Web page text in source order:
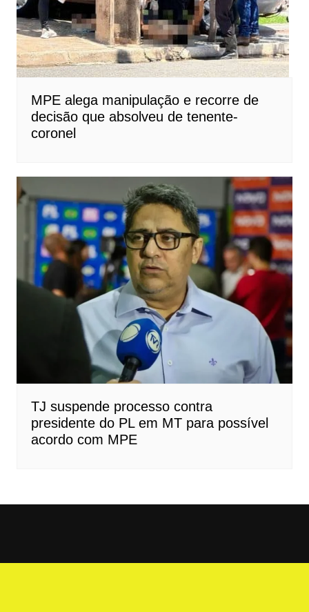
MPE alega manipulação e recorre de
decisão que absolveu de tenente-
coronel
TJ suspende processo contra
presidente do PL em MT para possível
acordo com MPE